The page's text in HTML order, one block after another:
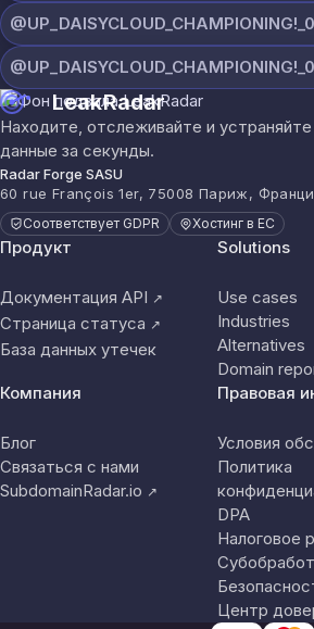
LeakRadar
Находите, отслеживайте и
данные за секунды.
Radar Forge SASU
60 rue François 1er, 75008 Париж,
Соответствует GDPR Хостинг в ЕС
Продукт
Документация API ↗
Страница статуса ↗
База данных утечек
Solutions
Use cases
Industries
Alternatives
Domain
Компания
Блог
Связаться с нами
SubdomainRadar.io ↗
Правовая
Условия
Политика
DPA
Налоговое
Центр